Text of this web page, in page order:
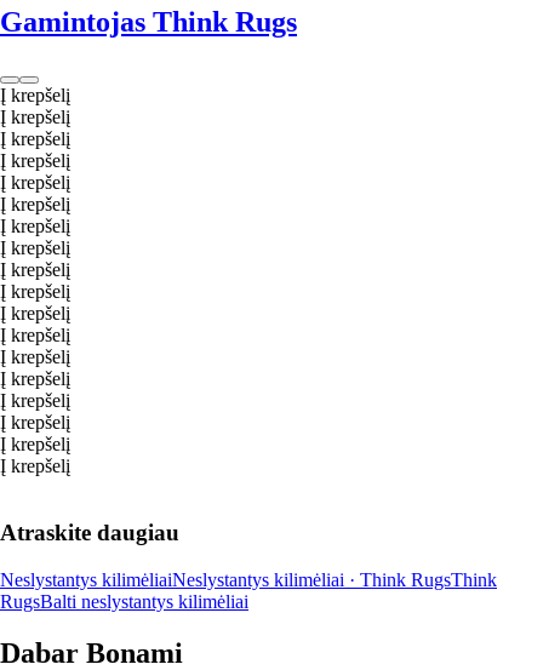
Gamintojas Think Rugs
Į krepšelį
Į krepšelį
Į krepšelį
Į krepšelį
Į krepšelį
Į krepšelį
Į krepšelį
Į krepšelį
Į krepšelį
Į krepšelį
Į krepšelį
Į krepšelį
Į krepšelį
Į krepšelį
Į krepšelį
Į krepšelį
Į krepšelį
Į krepšelį
Atraskite daugiau
Neslystantys kilimėliaiNeslystantys kilimėliai · Think RugsThink
RugsBalti neslystantys kilimėliai
Dabar Bonami